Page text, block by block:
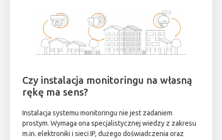
Czy instalacja monitoringu na własną
rękę ma sens?
Instalacja systemu monitoringu nie jest zadaniem
prostym. Wymaga ona specjalistycznej wiedzy z zakresu
m.in. elektroniki i sieci IP, dużego doświadczenia oraz